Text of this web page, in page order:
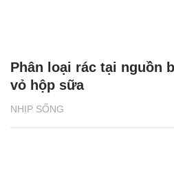
NHỊP SỐNG
Phân loại rác tại nguồn
vỏ hộp sữa